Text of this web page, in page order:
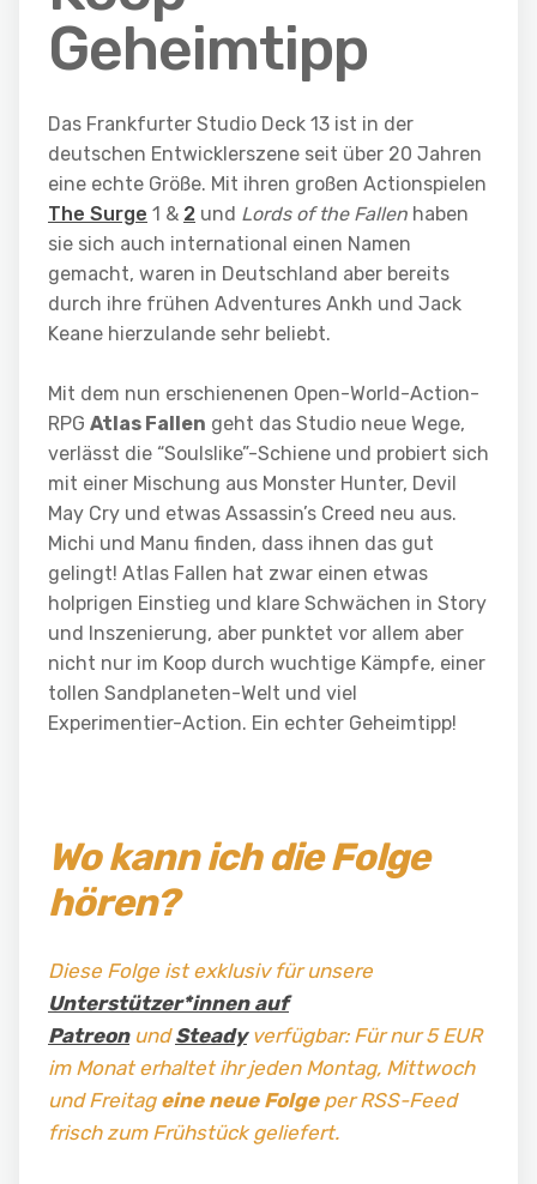
Geheimtipp
Das Frankfurter Studio Deck 13 ist in der
deutschen Entwicklerszene seit über 20 Jahren
eine echte Größe. Mit ihren großen Actionspielen
The Surge 1 & 2 und Lords of the Fallen haben
sie sich auch international einen Namen
gemacht, waren in Deutschland aber bereits
durch ihre frühen Adventures Ankh und Jack
Keane hierzulande sehr beliebt.
Mit dem nun erschienenen Open-World-Action-
RPG Atlas Fallen geht das Studio neue Wege,
verlässt die “Soulslike”-Schiene und probiert sich
mit einer Mischung aus Monster Hunter, Devil
May Cry und etwas Assassin’s Creed neu aus.
Michi und Manu finden, dass ihnen das gut
gelingt! Atlas Fallen hat zwar einen etwas
holprigen Einstieg und klare Schwächen in Story
und Inszenierung, aber punktet vor allem aber
nicht nur im Koop durch wuchtige Kämpfe, einer
tollen Sandplaneten-Welt und viel
Experimentier-Action. Ein echter Geheimtipp!
Wo kann ich die Folge
hören?
Diese Folge ist exklusiv für unsere
Unterstützer*innen auf
PatreonundSteadyverfügbar: Für nur 5 EUR
im Monat erhaltet ihr jeden Montag, Mittwoch
und Freitageine neue Folgeper RSS-Feed
frisch zum Frühstück geliefert.